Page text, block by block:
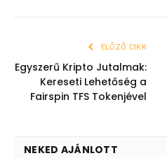
ELŐZŐ CIKK
Egyszerű Kripto Jutalmak:
Kereseti Lehetőség a
Fairspin TFS Tokenjével
NEKED AJÁNLOTT